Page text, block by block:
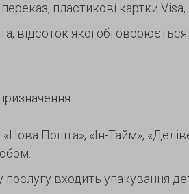
пластикові картки Visa,
відсоток якої
Пошта», «Ін-Тайм»,
входить упакування